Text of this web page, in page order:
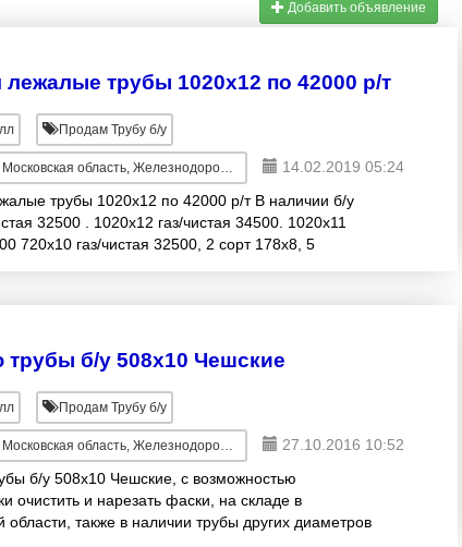
Добавить объявление
трубы 1020х12 по 42000 р/т
Продам Трубу б/у
область, Железнодорожный
14.02.2019 05:24
трубы 1020х12 по 42000 р/т В наличии б/у
32500 . 1020х12 газ/чистая 34500. 1020х11
720х10 газ/чистая 32500, 2 сорт 178х8, 5
б/у 508х10 Чешские
Продам Трубу б/у
область, Железнодорожный
27.10.2016 10:52
б/у 508х10 Чешские, с возможностью
очистить и нарезать фаски, на складе в
области, также в наличии трубы других диаметров